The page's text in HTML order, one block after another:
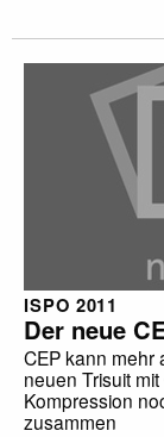
ISPO 2011
Der neue
CEP kann mehr
neuen Trisuit
Kompression
zusammen